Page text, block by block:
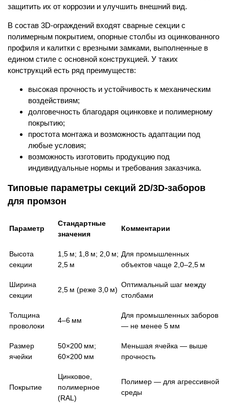
защитить их от коррозии и улучшить внешний вид.
В состав 3D-ограждений входят сварные секции с
полимерным покрытием, опорные столбы из оцинкованного
профиля и калитки с врезными замками, выполненные в
едином стиле с основной конструкцией. У таких
конструкций есть ряд преимуществ:
высокая прочность и устойчивость к механическим
воздействиям;
долговечность благодаря оцинковке и полимерному
покрытию;
простота монтажа и возможность адаптации под
любые условия;
возможность изготовить продукцию под
индивидуальные нормы и требования заказчика.
Типовые параметры секций 2D/3D‑заборов
для промзон
Параметр
Стандартные
значения
Комментарии
Высота
секции
1,5 м; 1,8 м; 2,0 м;
2,5 м
Для промышленных
объектов чаще 2,0–2,5 м
Ширина
секции
2,5 м (реже 3,0 м)
Оптимальный шаг между
столбами
Толщина
проволоки
4–6 мм
Для промышленных заборов
— не менее 5 мм
Размер
ячейки
50×200 мм;
60×200 мм
Меньшая ячейка — выше
прочность
Покрытие
Цинковое,
полимерное
(RAL)
Полимер — для агрессивной
среды